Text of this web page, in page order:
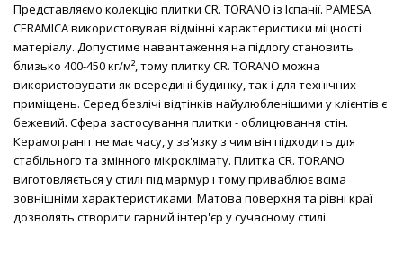
Представляємо колекцію плитки CR. TORANO із Іспанії. PAMESA
CERAMICA використовував відмінні характеристики міцності
матеріалу. Допустиме навантаження на підлогу становить
близько 400-450 кг/м², тому плитку CR. TORANO можна
використовувати як всередині будинку, так і для технічних
приміщень. Серед безлічі відтінків найулюбленішими у клієнтів є
бежевий. Сфера застосування плитки - облицювання стін.
Керамограніт не має часу, у зв'язку з чим він підходить для
стабільного та змінного мікроклімату. Плитка CR. TORANO
виготовляється у стилі під мармур і тому приваблює всіма
зовнішніми характеристиками. Матова поверхня та рівні краї
дозволять створити гарний інтер'єр у сучасному стилі.